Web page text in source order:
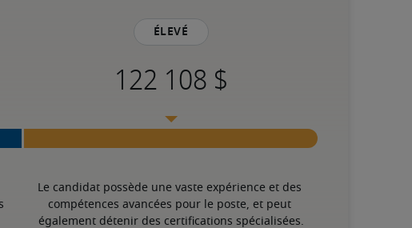
Élevé
Le candidat possède une vaste expérience et des
compétences avancées pour le poste, et peut
également détenir des certifications spécialisées.